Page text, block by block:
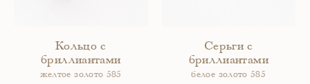
Кольцо с
бриллиантами
желтое золото 585
Серьги с
бриллиантами
белое золото 585